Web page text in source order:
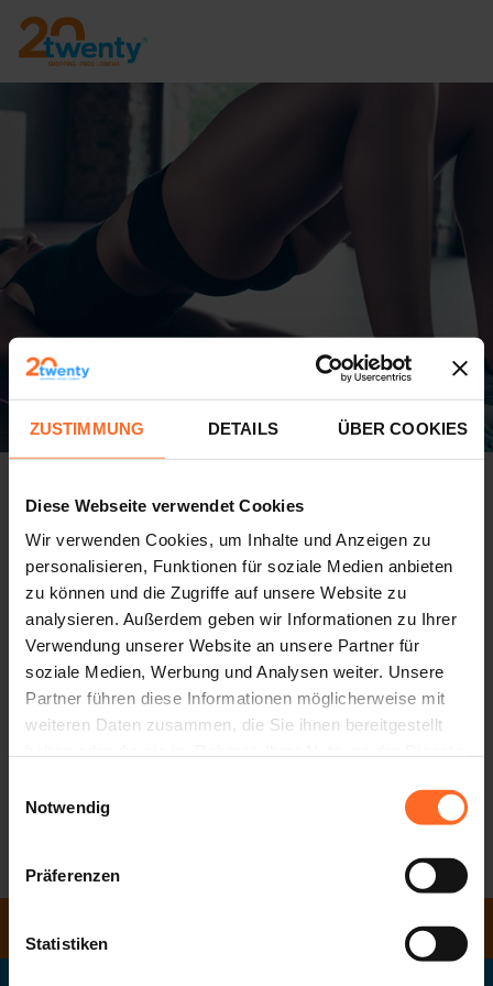
ZUSTIMMUNG DETAILS ÜBER COOKIES
Diese Webseite verwendet Cookies
Wir verwenden Cookies, um Inhalte und Anzeigen zu
personalisieren, Funktionen für soziale Medien anbieten
zu können und die Zugriffe auf unsere Website zu
analysieren. Außerdem geben wir Informationen zu Ihrer
Verwendung unserer Website an unsere Partner für
soziale Medien, Werbung und Analysen weiter. Unsere
Partner führen diese Informationen möglicherweise mit
weiteren Daten zusammen, die Sie ihnen bereitgestellt
Notwendig
Präferenzen
Statistiken
Twenty organisiert in Zusammenarbeit mit
Bozen und dem Fitnessstudio GREEN ENERGYMeine Total
Body Einheit auf der Terrasse im 3. Stock!
Der Kurs ist kostenlos.
Datum: Donnerstag, 27. Juni 2024
Ort: Terrasse, 3. Stock
Uhrzeit: 18:30 - 19:30
890137173247?AFF=ODDTDTCREATOR
ZURÜCK ZUR LISTE